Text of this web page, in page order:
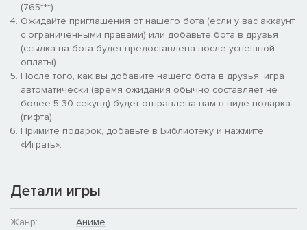
(765***).
Ожидайте приглашения от нашего бота (если у вас аккаунт
с ограниченными правами) или добавьте бота в друзья
(ссылка на бота будет предоставлена после успешной
оплаты).
После того, как вы добавите нашего бота в друзья, игра
автоматически (время ожидания обычно составляет не
более 5-30 секунд) будет отправлена вам в виде подарка
(гифта).
Примите подарок, добавьте в Библиотеку и нажмите
«Играть».
Детали игры
Жанр: Аниме